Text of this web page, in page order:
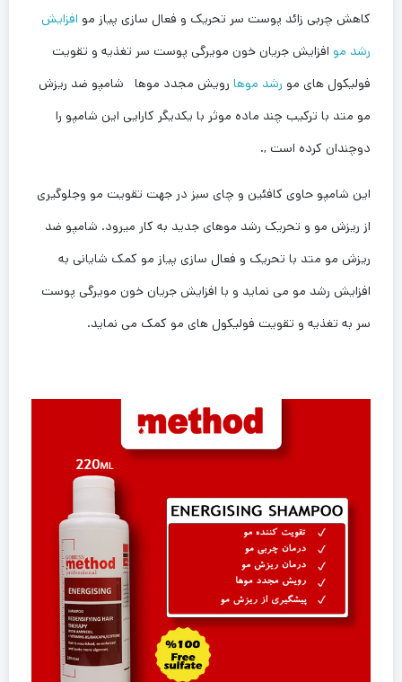
کاهش چربی زائد پوست سر تحریک و فعال سازی پیاز مو افزایش
رشد مو افزایش جریان خون مویرگی پوست سر تغذیه و تقویت
فولیکول های مو رشد موها رویش مجدد موها شامپو ضد ریزش
مو متد با ترکیب چند ماده موثر با یکدیگر کارایی این شامپو را
دوچندان کرده است ,.
این شامپو حاوی کافئین و چای سبز در جهت تقویت مو وجلوگیری
از ریزش مو و تحریک رشد موهای جدید به کار میرود. شامپو ضد
ریزش مو متد با تحریک و فعال سازی پیاز مو کمک شایانی به
افزایش رشد مو می نماید و با افزایش جریان خون مویرگی پوست
سر به تغذیه و تقویت فولیکول های مو کمک می نماید.